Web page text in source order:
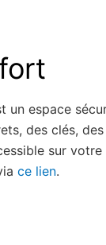
espace
des clés,
sur votre
ce lien.